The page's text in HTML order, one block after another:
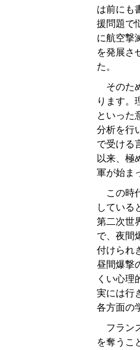
は前にも
援問題で
に航空撃
を発展さ
た。
そのた
ります。
といった
分析を行
で受ける
以来、極
軍が始ま
この時
している
第二次世
で、夜間
付けられ
昼間爆撃
くい心理
実には行
各方面の
フラン
を奪うこ